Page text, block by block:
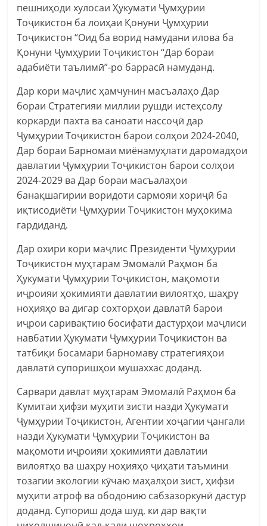
пешниҳоди хулосаи Ҳукумати Ҷумҳурии
Тоҷикистон ба лоиҳаи Қонуни Ҷумҳурии
Тоҷикистон “Оид ба ворид намудани илова ба
Қонуни Ҷумҳурии Тоҷикистон “Дар бораи
адабиёти таълимӣ”-ро баррасӣ намуданд.
Дар кори маҷлис ҳамчунин масъалаҳо Дар
бораи Стратегияи миллии рушди истеҳсолу
коркарди пахта ва саноати нассоҷӣ дар
Ҷумҳурии Тоҷикистон барои солҳои 2024-2040,
Дар бораи Барномаи миёнамуҳлати даромадҳои
давлатии Ҷумҳурии Тоҷикистон барои солҳои
2024-2029 ва Дар бораи масъалаҳои
банақшагирии воридоти сармояи хориҷӣ ба
иқтисодиёти Ҷумҳурии Тоҷикистон муҳокима
гардиданд.
Дар охири кори маҷлис Президенти Ҷумҳурии
Тоҷикистон муҳтарам Эмомалӣ Раҳмон ба
Ҳукумати Ҷумҳурии Тоҷикистон, мақомоти
иҷроияи ҳокимияти давлатии вилоятҳо, шаҳру
ноҳияҳо ва дигар сохторҳои давлатӣ барои
иҷрои саривақтию босифати дастурҳои маҷлиси
навбатии Ҳукумати Ҷумҳурии Тоҷикистон ва
татбиқи босамари барномаву стратегияҳои
давлатӣ супоришҳои мушаххас доданд.
Сарвари давлат муҳтарам Эмомалӣ Раҳмон ба
Кумитаи ҳифзи муҳити зисти назди Ҳукумати
Ҷумҳурии Тоҷикистон, Агентии хоҷагии ҷангали
назди Ҳукумати Ҷумҳурии Тоҷикистон ва
мақомоти иҷроияи ҳокимияти давлатии
вилоятҳо ва шаҳру ноҳияҳо ҷиҳати таъмини
тозагии экологии кӯчаю маҳалҳои зист, ҳифзи
муҳити атроф ва ободонию сабзазоркунӣ дастур
доданд. Супориш дода шуд, ки дар вақти